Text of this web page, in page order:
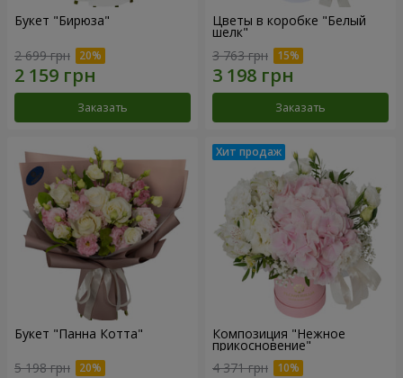
Букет "Бирюза"
2 699 грн
Заказать
Цветы в коробке "Белый
шелк"
3 763 грн
Заказать
Букет "Панна Котта"
5 198 грн
Композиция "Нежное
прикосновение"
4 371 грн